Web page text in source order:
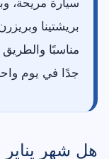
سيارة مريحة،
بريشتينا
مناسبًا
جدًا في يوم
هل شهر